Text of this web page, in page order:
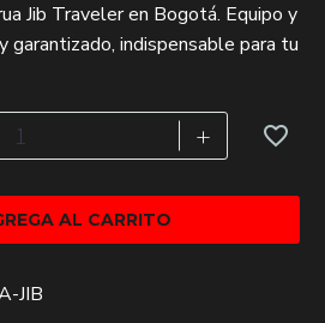
Jib Traveler en Bogotá. Equipo y
garantizado, indispensable para tu
+
AL CARRITO
JIB